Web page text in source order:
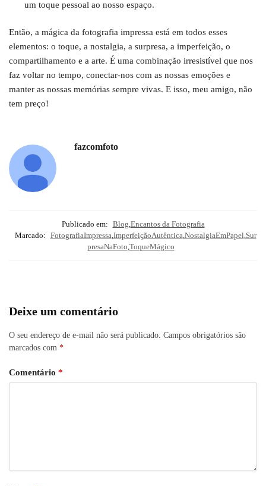
um toque pessoal ao nosso espaço.
Então, a mágica da fotografia impressa está em todos esses
elementos: o toque, a nostalgia, a surpresa, a imperfeição, o
compartilhamento e a arte. É uma combinação irresistível que nos
faz voltar no tempo, conectar-nos com as nossas emoções e
manter as nossas memórias sempre vivas. E isso, meu amigo, não
tem preço!
fazcomfoto
Publicado em: Blog,Encantos da Fotografia
Marcado: FotografiaImpressa,ImperfeiçãoAutêntica,NostalgiaEmPapel,Sur
presaNaFoto,ToqueMágico
Deixe um comentário
O seu endereço de e-mail não será publicado. Campos obrigatórios são
marcados com *
Comentário *